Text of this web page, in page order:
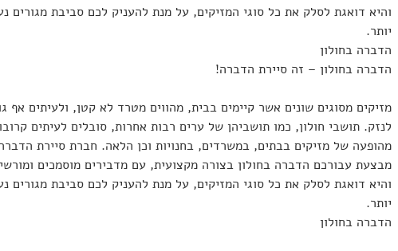
והיא דואגת לסלק את כל סוגי המזיקים, על מנת להעניק לכם סביבת מגורים
יותר.
הדברה בחולון
הדברה בחולון – זה סיירת הדברה!
מזיקים מסוגים שונים אשר קיימים בבית, מהווים מטרד לא קטן, ולעיתים אף
לנזק. תושבי חולון, כמו תושביהן של ערים רבות אחרות, סובלים לעיתים
מהופעה של מזיקים בבתים, במשרדים, בחנויות וכן הלאה. חברת סיירת
מבצעת עבורכם הדברה בחולון בצורה מקצועית, עם מדבירים מוסמכים
והיא דואגת לסלק את כל סוגי המזיקים, על מנת להעניק לכם סביבת מגורים
יותר.
הדברה בחולון